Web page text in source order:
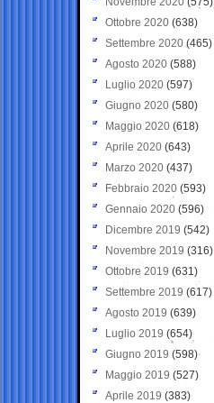
Ottobre 2020 (638)
Settembre 2020(465)
Agosto 2020 (588)
Luglio 2020 (597)
Giugno 2020 (580)
Maggio 2020 (618)
Aprile 2020 (643)
Marzo 2020 (437)
Febbraio 2020 (593)
Gennaio 2020 (596)
Dicembre 2019 (542)
Novembre 2019 (316)
Ottobre 2019 (631)
Settembre 2019 (617)
Agosto 2019 (639)
Luglio 2019 (654)
Giugno 2019 (598)
Maggio 2019 (527)
Aprile 2019 (383)